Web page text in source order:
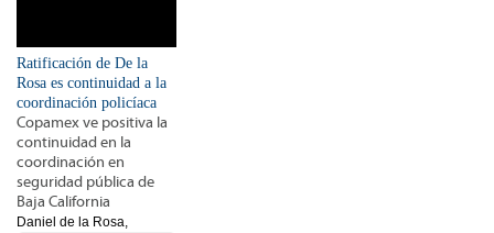
Ratificación de De la
Rosa es continuidad a la
coordinación policíaca
Copamex ve positiva la
continuidad en la
coordinación en
seguridad pública de
Baja California
Daniel de la Rosa,